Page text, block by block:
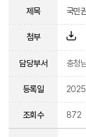
제목 국민
첨부
담당부서 충청
등록일
조회수 872